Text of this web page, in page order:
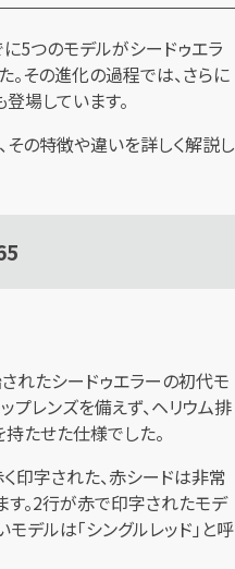
5つのモデルがシードゥエラ
。その進化の過程では、さらに
場しています。
その特徴や違いを詳しく解説し
れたシードゥエラーの初代モ
プレンズを備えず、ヘリウム排
たせた仕様でした。
印字された、赤シードは非常
。2行が赤で印字されたモデ
モデルは「シングルレッド」と呼